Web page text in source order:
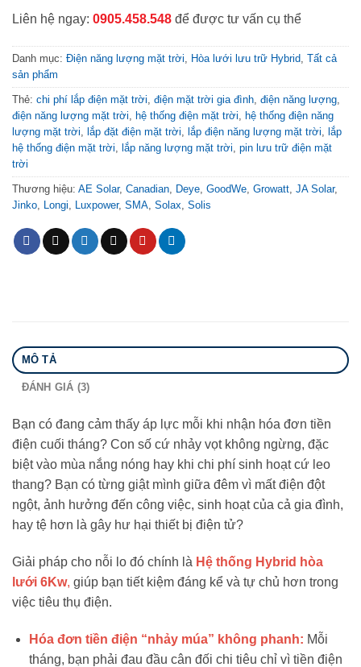
Liên hệ ngay: 0905.458.548 để được tư vấn cụ thể
Danh mục: Điện năng lượng mặt trời Hòa lưới lưu trữ Hybrid Tất cả
sản phẩm
Thẻ: chi phí lắp điện mặt trời điện mặt trời gia đình điện năng lượng
điện năng lượng mặt trời
hệ thống điện mặt trời
hệ thống điện năng
lượng mặt trời
lắp đặt điện mặt trời lắp điện năng lượng mặt trời
lắp
hệ thống điện mặt trời
lắp năng lượng mặt trời pin lưu trữ điện mặt
trời
Thương hiệu: AE Solar, Canadian Deye GoodWe Growatt JA Solar,
Jinko
Longi Luxpower, SMA Solax Solis
MÔ TẢ
ĐÁNH GIÁ (3)
Bạn có đang cảm thấy áp lực mỗi khi nhận hóa đơn tiền
điện cuối tháng? Con số cứ nhảy vọt không ngừng, đặc
biệt vào mùa nắng nóng hay khi chi phí sinh hoạt cứ leo
thang? Bạn có từng giật mình giữa đêm vì mất điện đột
ngột, ảnh hưởng đến công việc, sinh hoạt của cả gia đình,
hay tệ hơn là gây hư hại thiết bị điện tử?
Giải pháp cho nỗi lo đó chính là Hệ thống Hybrid hòa
lưới 6Kw, giúp bạn tiết kiệm đáng kể và tự chủ hơn trong
việc tiêu thụ điện.
Hóa đơn tiền điện “nhảy múa” không phanh: Mỗi
tháng, bạn phải đau đầu cân đối chi tiêu chỉ vì tiền điện